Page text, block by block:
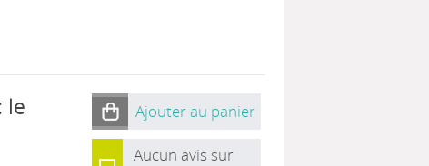
le Ajouter au panier
Aucun avis sur